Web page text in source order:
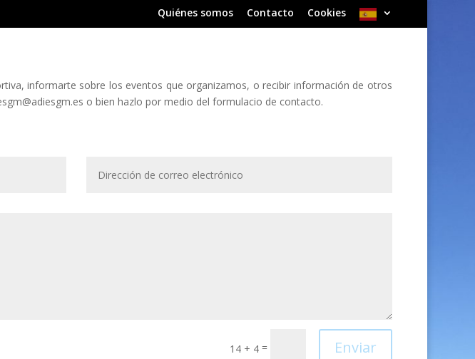
Quiénes somos Contacto Cookies
informarte sobre los eventos que organizamos, o recibir información de otros
o bien hazlo por medio del formulacio de contacto.
14 + 4= Enviar